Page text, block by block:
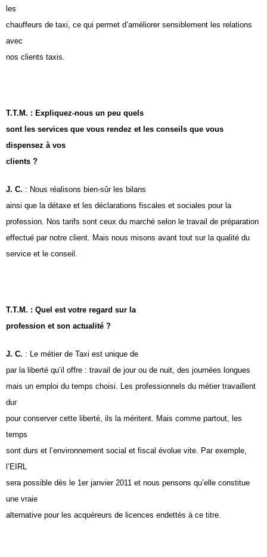
les
chauffeurs de taxi, ce qui permet d’améliorer sensiblement les relations
avec
nos clients taxis.
T.T.M. : Expliquez-nous un peu quels
sont les services que vous rendez et les conseils que vous
dispensez à vos
clients ?
J. C. : Nous réalisons bien-sûr les bilans
ainsi que la détaxe et les déclarations fiscales et sociales pour la
profession. Nos tarifs sont ceux du marché selon le travail de préparation
effectué par notre client. Mais nous misons avant tout sur la qualité du
service et le conseil.
T.T.M. : Quel est votre regard sur la
profession et son actualité ?
J. C. : Le métier de Taxi est unique de
par la liberté qu’il offre : travail de jour ou de nuit, des journées longues
mais un emploi du temps choisi. Les professionnels du métier travaillent
dur
pour conserver cette liberté, ils la méritent. Mais comme partout, les
temps
sont durs et l’environnement social et fiscal évolue vite. Par exemple,
l’EIRL
sera possible dès le 1er janvier 2011 et nous pensons qu’elle constitue
une vraie
alternative pour les acquéreurs de licences endettés à ce titre.